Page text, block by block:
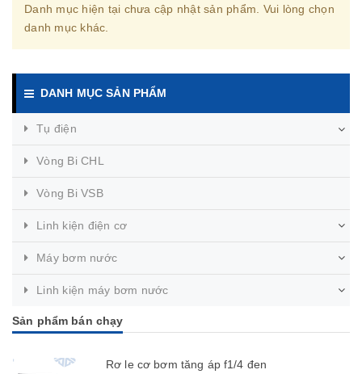
Danh mục hiện tại chưa cập nhật sản phẩm. Vui lòng chọn
danh mục khác.
DANH MỤC SẢN PHẨM
Tụ điện
Vòng Bi CHL
Vòng Bi VSB
Linh kiện điện cơ
Máy bơm nước
Linh kiện máy bơm nước
Sản phẩm bán chạy
Rơ le cơ bơm tăng áp f1/4 đen